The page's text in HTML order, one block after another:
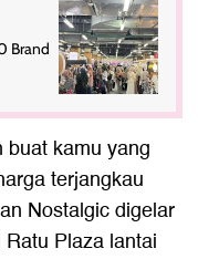
Brand
kamu yang
terjangkau
Nostalgic digelar
Plaza lantai